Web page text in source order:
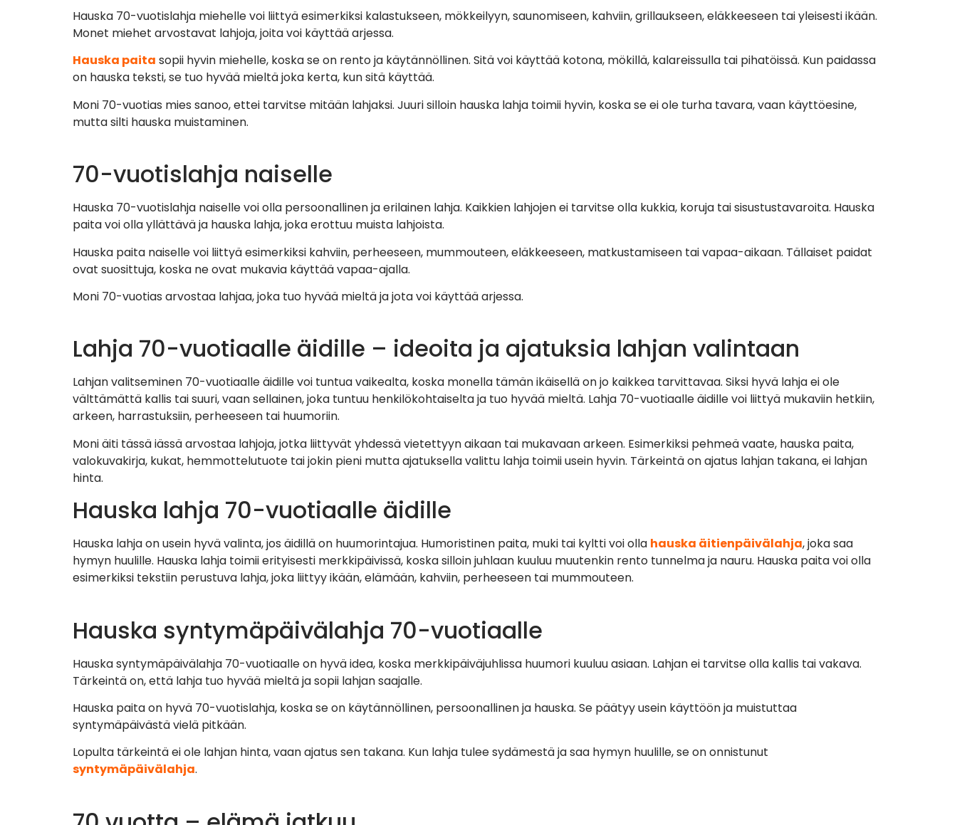
Hauska 70-vuotislahja miehelle voi liittyä esimerkiksi kalastukseen, mökkeilyyn, saunomiseen, kahviin, grillaukseen, eläkkeeseen tai yleisesti ikään.
Monet miehet arvostavat lahjoja, joita voi käyttää arjessa.
Hauska paita sopii hyvin miehelle, koska se on rento ja käytännöllinen. Sitä voi käyttää kotona, mökillä, kalareissulla tai pihatöissä. Kun paidassa
on hauska teksti, se tuo hyvää mieltä joka kerta, kun sitä käyttää.
Moni 70-vuotias mies sanoo, ettei tarvitse mitään lahjaksi. Juuri silloin hauska lahja toimii hyvin, koska se ei ole turha tavara, vaan käyttöesine,
mutta silti hauska muistaminen.
70-vuotislahja naiselle
Hauska 70-vuotislahja naiselle voi olla persoonallinen ja erilainen lahja. Kaikkien lahjojen ei tarvitse olla kukkia, koruja tai sisustustavaroita. Hauska
paita voi olla yllättävä ja hauska lahja, joka erottuu muista lahjoista.
Hauska paita naiselle voi liittyä esimerkiksi kahviin, perheeseen, mummouteen, eläkkeeseen, matkustamiseen tai vapaa-aikaan. Tällaiset paidat
ovat suosittuja, koska ne ovat mukavia käyttää vapaa-ajalla.
Moni 70-vuotias arvostaa lahjaa, joka tuo hyvää mieltä ja jota voi käyttää arjessa.
Lahja 70-vuotiaalle äidille – ideoita ja ajatuksia lahjan valintaan
Lahjan valitseminen 70-vuotiaalle äidille voi tuntua vaikealta, koska monella tämän ikäisellä on jo kaikkea tarvittavaa. Siksi hyvä lahja ei ole
välttämättä kallis tai suuri, vaan sellainen, joka tuntuu henkilökohtaiselta ja tuo hyvää mieltä. Lahja 70-vuotiaalle äidille voi liittyä mukaviin hetkiin,
arkeen, harrastuksiin, perheeseen tai huumoriin.
Moni äiti tässä iässä arvostaa lahjoja, jotka liittyvät yhdessä vietettyyn aikaan tai mukavaan arkeen. Esimerkiksi pehmeä vaate, hauska paita,
valokuvakirja, kukat, hemmottelutuote tai jokin pieni mutta ajatuksella valittu lahja toimii usein hyvin. Tärkeintä on ajatus lahjan takana, ei lahjan
hinta.
Hauska lahja 70-vuotiaalle äidille
Hauska lahja on usein hyvä valinta, jos äidillä on huumorintajua. Humoristinen paita, muki tai kyltti voi olla hauska äitienpäivälahja, joka saa
hymyn huulille. Hauska lahja toimii erityisesti merkkipäivissä, koska silloin juhlaan kuuluu muutenkin rento tunnelma ja nauru. Hauska paita voi olla
esimerkiksi tekstiin perustuva lahja, joka liittyy ikään, elämään, kahviin, perheeseen tai mummouteen.
Hauska syntymäpäivälahja 70-vuotiaalle
Hauska syntymäpäivälahja 70-vuotiaalle on hyvä idea, koska merkkipäiväjuhlissa huumori kuuluu asiaan. Lahjan ei tarvitse olla kallis tai vakava.
Tärkeintä on, että lahja tuo hyvää mieltä ja sopii lahjan saajalle.
Hauska paita on hyvä 70-vuotislahja, koska se on käytännöllinen, persoonallinen ja hauska. Se päätyy usein käyttöön ja muistuttaa
syntymäpäivästä vielä pitkään.
Lopulta tärkeintä ei ole lahjan hinta, vaan ajatus sen takana. Kun lahja tulee sydämestä ja saa hymyn huulille, se on onnistunut
syntymäpäivälahja.